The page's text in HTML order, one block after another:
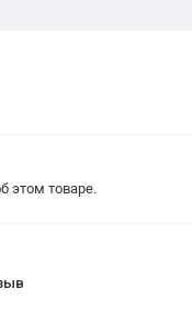
этом товаре.